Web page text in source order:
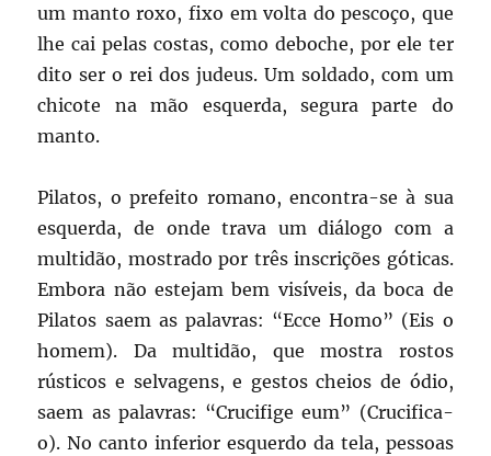
um manto roxo, fixo em volta do pescoço, que
lhe cai pelas costas, como deboche, por ele ter
dito ser o rei dos judeus. Um soldado, com um
chicote na mão esquerda, segura parte do
manto.
Pilatos, o prefeito romano, encontra-se à sua
esquerda, de onde trava um diálogo com a
multidão, mostrado por três inscrições góticas.
Embora não estejam bem visíveis, da boca de
Pilatos saem as palavras: “Ecce Homo” (Eis o
homem). Da multidão, que mostra rostos
rústicos e selvagens, e gestos cheios de ódio,
saem as palavras: “Crucifige eum” (Crucifica-
o). No canto inferior esquerdo da tela, pessoas